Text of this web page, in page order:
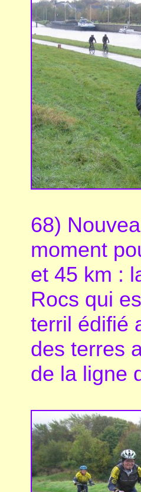
68)
moment
et 45 km :
Rocs qui
terril édifié
des terres
de la ligne